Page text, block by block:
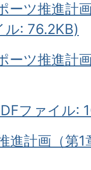
ーツ推進計
ル: 76.2KB)
ーツ推進計
ファイル:
進計画（第